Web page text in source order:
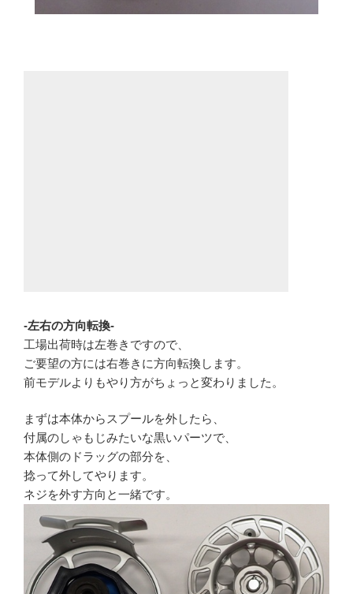
-左右の方向転換-
工場出荷時は左巻きですので、
ご要望の方には右巻きに方向転換します。
前モデルよりもやり方がちょっと変わりました。
まずは本体からスプールを外したら、
付属のしゃもじみたいな黒いパーツで、
本体側のドラッグの部分を、
捻って外してやります。
ネジを外す方向と一緒です。